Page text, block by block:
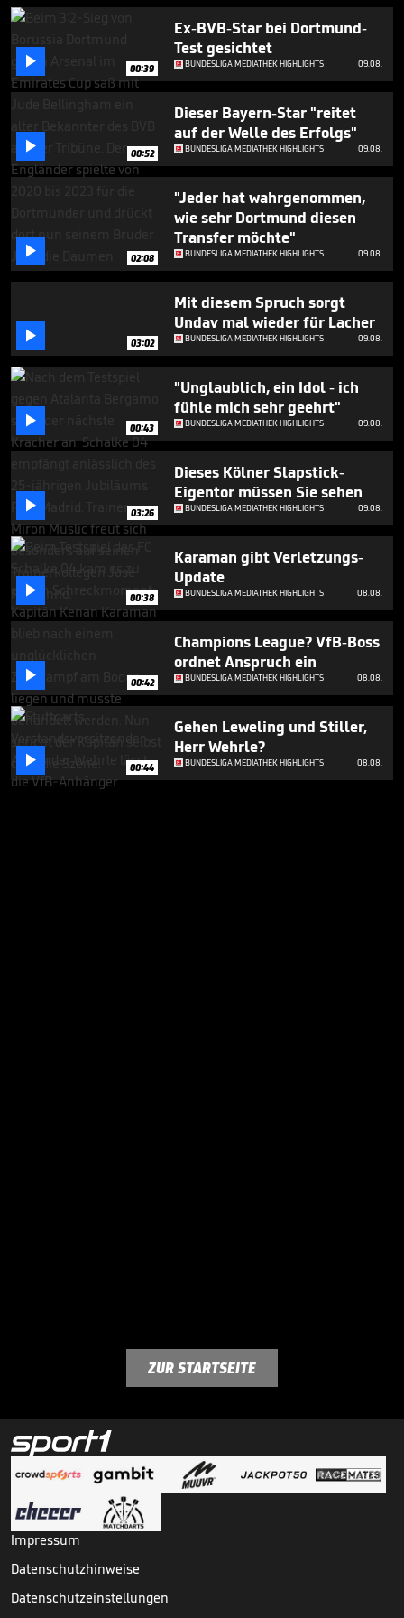
minute,
7
 00:39
Ex-BVB-Star bei Dortmund-
Test gesichtet
BUNDESLIGA MEDIATHEK HIGHLIGHTS 09.08.
 00:52
Dieser Bayern-Star "reitet
auf der Welle des Erfolgs"
BUNDESLIGA MEDIATHEK HIGHLIGHTS 09.08.
 02:08
"Jeder hat wahrgenommen,
wie sehr Dortmund diesen
Transfer möchte"
BUNDESLIGA MEDIATHEK HIGHLIGHTS 09.08.
 03:02
Mit diesem Spruch sorgt
Undav mal wieder für Lacher
BUNDESLIGA MEDIATHEK HIGHLIGHTS 09.08.
 00:43
"Unglaublich, ein Idol - ich
fühle mich sehr geehrt"
BUNDESLIGA MEDIATHEK HIGHLIGHTS 09.08.
 03:26
Dieses Kölner Slapstick-
Eigentor müssen Sie sehen
BUNDESLIGA MEDIATHEK HIGHLIGHTS 09.08.
 00:38
Karaman gibt Verletzungs-
Update
BUNDESLIGA MEDIATHEK HIGHLIGHTS 08.08.
 00:42
Champions League? VfB-Boss
ordnet Anspruch ein
BUNDESLIGA MEDIATHEK HIGHLIGHTS 08.08.
 00:44
Gehen Leweling und Stiller,
Herr Wehrle?
BUNDESLIGA MEDIATHEK HIGHLIGHTS 08.08.
ZUR STARTSEITE
Impressum
Datenschutzhinweise
Datenschutzeinstellungen